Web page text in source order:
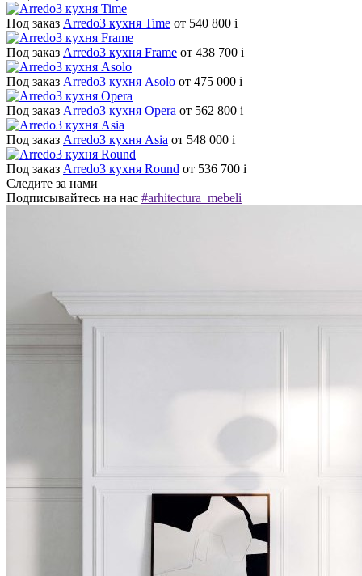
Под заказ Arredo3 кухня Time от 540 800 i
Под заказ Arredo3 кухня Frame от 438 700 i
Под заказ Arredo3 кухня Asolo от 475 000 i
Под заказ Arredo3 кухня Opera от 562 800 i
Под заказ Arredo3 кухня Asia от 548 000 i
Под заказ Arredo3 кухня Round от 536 700 i
Следите за нами
Подписывайтесь на нас #arhitectura_mebeli